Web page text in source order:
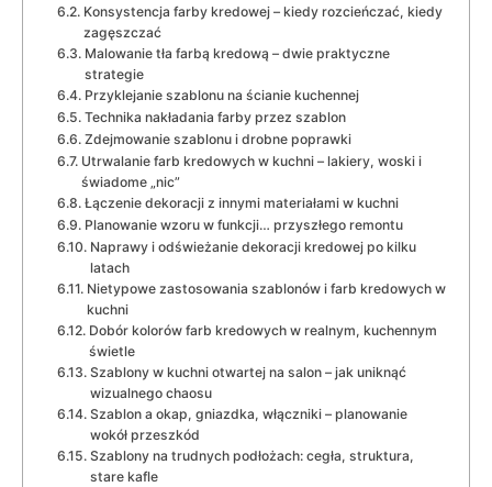
Konsystencja farby kredowej – kiedy rozcieńczać, kiedy
zagęszczać
Malowanie tła farbą kredową – dwie praktyczne
strategie
Przyklejanie szablonu na ścianie kuchennej
Technika nakładania farby przez szablon
Zdejmowanie szablonu i drobne poprawki
Utrwalanie farb kredowych w kuchni – lakiery, woski i
świadome „nic”
Łączenie dekoracji z innymi materiałami w kuchni
Planowanie wzoru w funkcji… przyszłego remontu
Naprawy i odświeżanie dekoracji kredowej po kilku
latach
Nietypowe zastosowania szablonów i farb kredowych w
kuchni
Dobór kolorów farb kredowych w realnym, kuchennym
świetle
Szablony w kuchni otwartej na salon – jak uniknąć
wizualnego chaosu
Szablon a okap, gniazdka, włączniki – planowanie
wokół przeszkód
Szablony na trudnych podłożach: cegła, struktura,
stare kafle